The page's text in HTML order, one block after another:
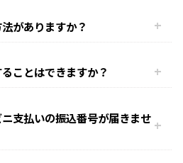
がありますか？
ことはできますか？
支払いの振込番号が届きませ